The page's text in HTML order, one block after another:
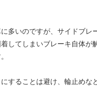
多いのですが、サイドブレ
してしまいブレーキ自体が
することは避け、輪止めな